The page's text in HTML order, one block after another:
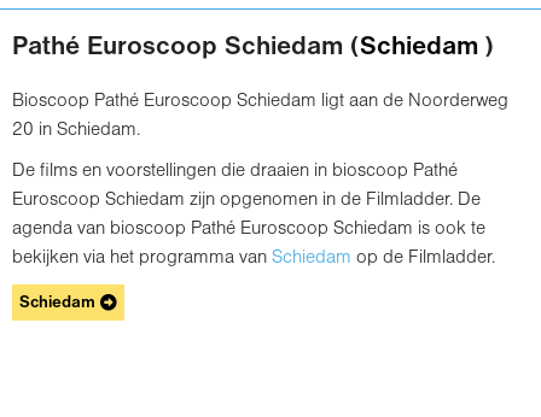
Pathé Euroscoop Schiedam (Schiedam )
Bioscoop Pathé Euroscoop Schiedam ligt aan de Noorderweg
20 in Schiedam.
De films en voorstellingen die draaien in bioscoop Pathé
Euroscoop Schiedam zijn opgenomen in de Filmladder. De
agenda van bioscoop Pathé Euroscoop Schiedam is ook te
bekijken via het programma van Schiedam op de Filmladder.
Schiedam